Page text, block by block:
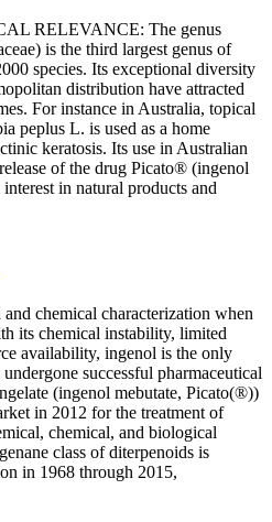
RELEVANCE: The genus
is the third largest genus of
species. Its exceptional diversity
distribution have attracted
For instance in Australia, topical
peplus L. is used as a home
keratosis. Its use in Australian
of the drug Picato® (ingenol
in natural products and
chemical characterization when
its chemical instability, limited
availability, ingenol is the only
successful pharmaceutical
(ingenol mebutate, Picato(®))
in 2012 for the treatment of
chemical, and biological
class of diterpenoids is
in 1968 through 2015,